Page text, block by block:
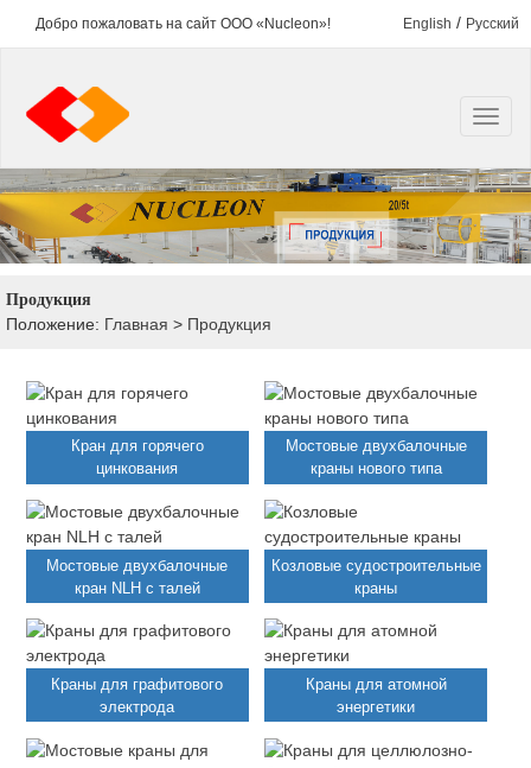
Добро пожаловать на сайт ООО «Nucleon»! English / Русский
Продукция
Положение: Главная > Продукция
Кран для горячего
цинкования
Мостовые двухбалочные
краны нового типа
Мостовые двухбалочные
кран NLH с талей
Козловые судостроительные
краны
Краны для графитового
электрода
Краны для атомной
энергетики